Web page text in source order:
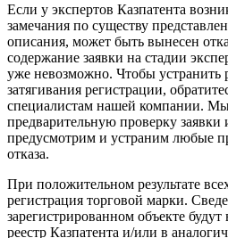
Если у экспертов Казпатента
замечания по существу
описания, может быть вынесен
содержание заявки на стадии
уже невозможно. Чтобы устранить
затягивания регистрации,
специалистам нашей компании.
предварительную проверку
предусмотрим и устраним любые
отказа.
При положительном результате
регистрация торговой марки.
зарегистрированном объекте
реестр Казпатента и/или в